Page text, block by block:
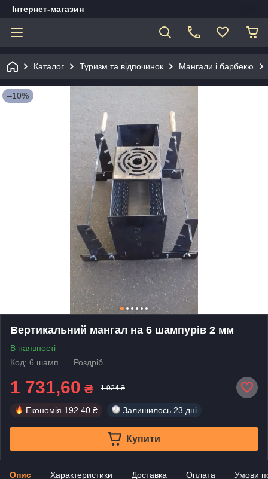
Інтернет-магазин
Каталог Туризм та відпочинок Мангали і барбекю
–10%
Вертикальний мангал на 6 шампурів 2 мм
В наявності
Код: 6 шамп
Роздріб
1 731,60 ₴ 1 924 ₴
Економія 192.40 ₴ Залишилось 23 дні
Купити
Опис Характеристики Доставка Оплата Умови